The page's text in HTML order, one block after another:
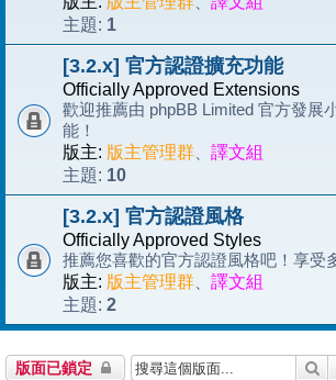
主題: 1
[3.2.x] 官方認證擴充功能
Officially Approved Extensions
歡迎推薦由 phpBB Limited 官方發展
能！
版主: 版主管理群
譯文組
主題: 10
[3.2.x] 官方認證風格
Officially Approved Styles
推薦您喜歡的官方認證風格吧！享受
版主: 版主管理群
譯文組
主題: 2
版面已鎖定